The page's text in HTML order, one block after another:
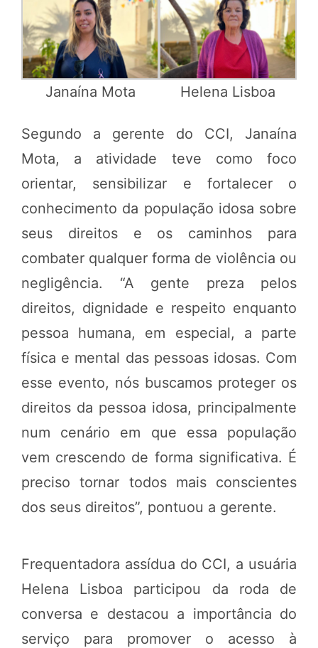
Janaína Mota Helena Lisboa
Segundo a gerente do CCI, Janaína
Mota, a atividade teve como foco
orientar, sensibilizar e fortalecer o
conhecimento da população idosa sobre
seus direitos e os caminhos para
combater qualquer forma de violência ou
negligência. “A gente preza pelos
direitos, dignidade e respeito enquanto
pessoa humana, em especial, a parte
física e mental das pessoas idosas. Com
esse evento, nós buscamos proteger os
direitos da pessoa idosa, principalmente
num cenário em que essa população
vem crescendo de forma significativa. É
preciso tornar todos mais conscientes
dos seus direitos”, pontuou a gerente.
Frequentadora assídua do CCI, a usuária
Helena Lisboa participou da roda de
conversa e destacou a importância do
serviço para promover o acesso à